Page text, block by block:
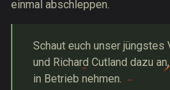
einmal abschleppen.
Schaut euch unser
und Richard Cutland dazu
in Betrieb nehmen.